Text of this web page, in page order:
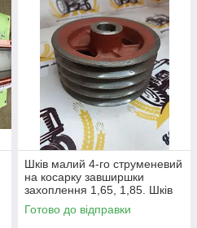
Шків малий 4-го струменевий
на косарку завширшки
захоплення 1,65, 1,85. Шків
на польську роторку Wirax
Готово до відправки